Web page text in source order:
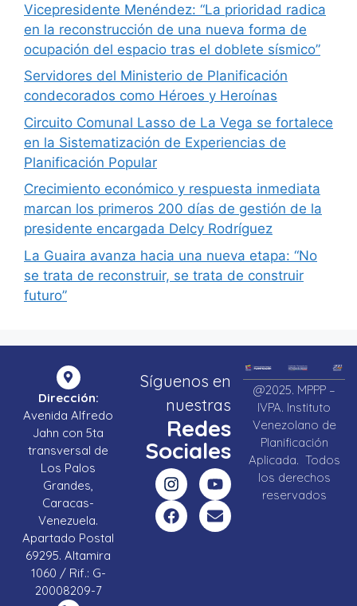
Vicepresidente Menéndez: “La prioridad radica
en la reconstrucción de una nueva forma de
ocupación del espacio tras el doblete sísmico”
Servidores del Ministerio de Planificación
condecorados como Héroes y Heroínas
Circuito Comunal Lasso de La Vega se fortalece
en la Sistematización de Experiencias de
Planificación Popular
Crecimiento económico y respuesta inmediata
marcan los primeros 200 días de gestión de la
presidente encargada Delcy Rodríguez
La Guaira avanza hacia una nueva etapa: “No
se trata de reconstruir, se trata de construir
futuro”
Dirección:
Avenida Alfredo
Jahn con 5ta
transversal de
Los Palos
Grandes,
Caracas-
Venezuela.
Apartado Postal
69295. Altamira
1060 / Rif.: G-
20008209-7
Síguenos en
nuestras
Redes
Sociales
@2025. MPPP –
IVPA. Instituto
Venezolano de
Planificación
Aplicada. Todos
los derechos
reservados